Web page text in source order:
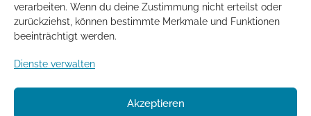
verarbeiten. Wenn du deine Zustimmung nicht erteilst oder
zurückziehst, können bestimmte Merkmale und Funktionen
beeinträchtigt werden.
Dienste verwalten
Akzeptieren
Meine Bankverbindung hat sich geändert – was
muss ich tun?
Mir fehlt eine Rechnung. Was kann ich tun?
Kann ich einen Vertrag zur
Support - Kontakt und Servicezeiten